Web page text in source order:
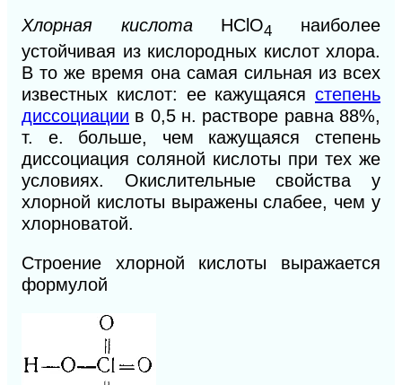
Хлорная кислота HClO4
наиболее
устойчивая из кислородных кислот хлора.
В то же время она самая сильная из всех
известных кислот: ее кажущаяся степень
диссоциации в 0,5 н. растворе равна 88%,
т. е. больше, чем кажущаяся степень
диссоциация соляной кислоты при тех же
условиях. Окислительные свойства у
хлорной кислоты выражены слабее, чем у
хлорноватой.
Строение хлорной кислоты выражается
формулой